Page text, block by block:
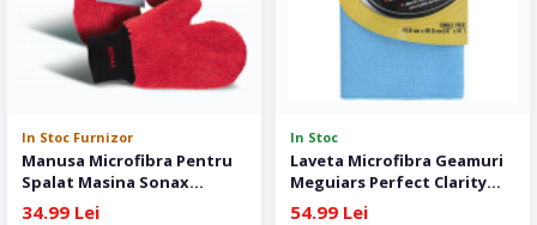
In Stoc Furnizor
Manusa Microfibra Pentru
Spalat Masina Sonax
Microfibre Wash Glove
34.99 Lei
In Stoc
Laveta Microfibra Geamuri
Meguiars Perfect Clarity
Glass Towel
54.99 Lei